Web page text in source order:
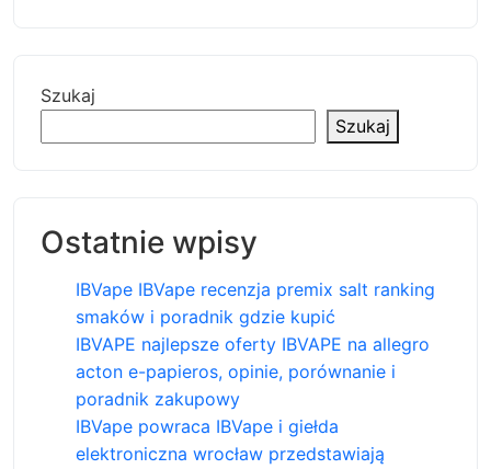
Szukaj
Szukaj
Ostatnie wpisy
IBVape IBVape recenzja premix salt ranking
smaków i poradnik gdzie kupić
IBVAPE najlepsze oferty IBVAPE na allegro
acton e-papieros, opinie, porównanie i
poradnik zakupowy
IBVape powraca IBVape i giełda
elektroniczna wrocław przedstawiają